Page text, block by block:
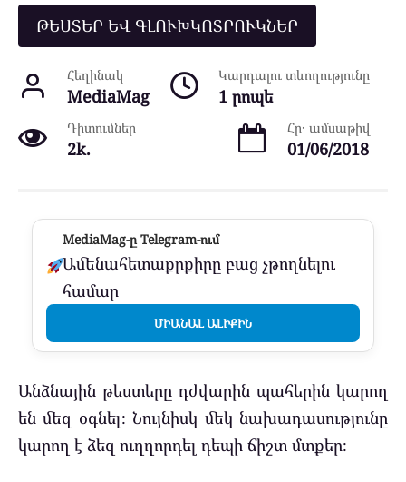
ԹԵՍՏԵՐ ԵՎ ԳԼՈՒԽԿՈՏՐՈՒԿՆԵՐ
Հեղինակ
MediaMag
Կարդալու տևողությունը
1 րոպե
Դիտումներ
2k.
Հր․ ամսաթիվ
01/06/2018
MediaMag-ը Telegram-ում
Ամենահետաքրքիրը բաց չթողնելու
համար
ՄԻԱՆԱԼ ԱԼԻՔԻՆ
Անձնային թեստերը դժվարին պահերին կարող
են մեզ օգնել։ Նույնիսկ մեկ նախադասությունը
կարող է ձեզ ուղղորդել դեպի ճիշտ մտքեր։